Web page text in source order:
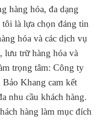
hàng hóa, đa dạng
là lựa chọn đáng tin
hóa và các dịch vụ
lưu trữ hàng hóa và
trọng tâm: Công ty
Khang cam kết
nhu cầu khách hàng.
hàng làm mục đích